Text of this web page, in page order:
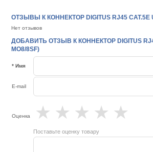
ОТЗЫВЫ К КОННЕКТОР DIGITUS RJ45 CAT.5E
Нет отзывов
ДОБАВИТЬ ОТЗЫВ К КОННЕКТОР DIGITUS
MO8/8SF)
* Имя
E-mail
Оценка ★
★
★
★
★
Поставьте оценку товару